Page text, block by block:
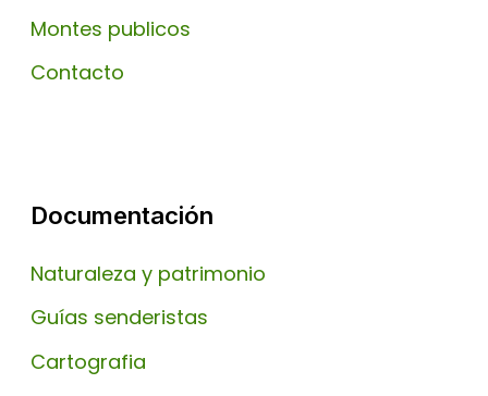
Montes publicos
Contacto
Documentación
Naturaleza y patrimonio
Guías senderistas
Cartografia